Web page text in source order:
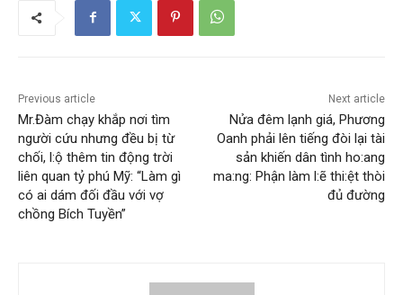
Previous article
Mr.Đàm chạy khắp nơi tìm
người cứu nhưng đều bị từ
chối, l:ộ thêm tin động trời
liên quan tỷ phú Mỹ: “Làm gì
có ai dám đối đầu với vợ
chồng Bích Tuyền”
Next article
Nửa đêm lạnh giá, Phương
Oanh phải lên tiếng đòi lại tài
sản khiến dân tình ho:ang
ma:ng: Phận làm l:ẽ thi:ệt thòi
đủ đường